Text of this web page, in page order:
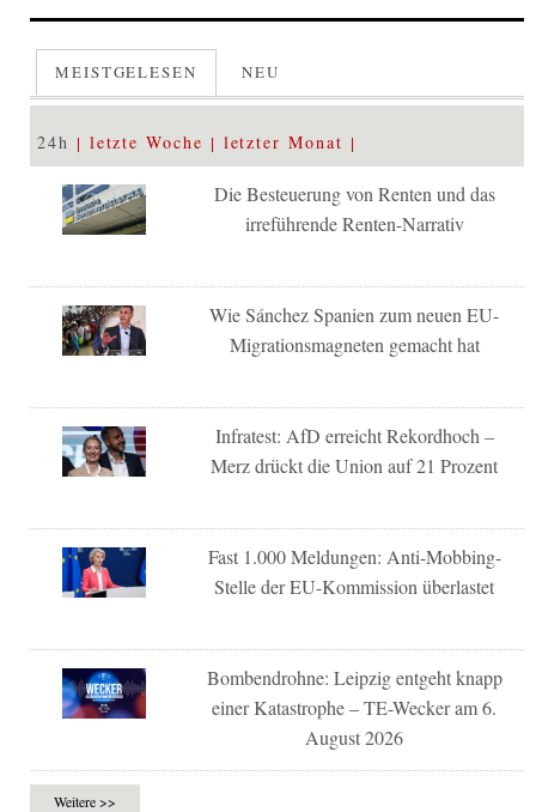
MEISTGELESEN NEU
24h letzte Woche letzter Monat
Die Besteuerung von Renten und das
irreführende Renten-Narrativ
Wie Sánchez Spanien zum neuen EU-
Migrationsmagneten gemacht hat
Infratest: AfD erreicht Rekordhoch –
Merz drückt die Union auf 21 Prozent
Fast 1.000 Meldungen: Anti-Mobbing-
Stelle der EU-Kommission überlastet
Bombendrohne: Leipzig entgeht knapp
einer Katastrophe – TE-Wecker am 6.
August 2026
Weitere >>